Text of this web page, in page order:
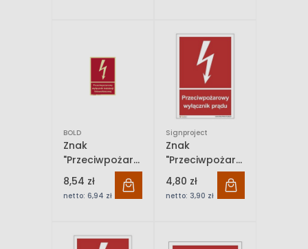
BOLD
Znak
"Przeciwpożarowy
wyłącznik
instalacji
fotowoltaicznej"
8,54 zł
netto: 6,94 zł
Signproject
Znak
"Przeciwpożarowy
wyłącznik
prądu"
Signproject
4,80 zł
netto: 3,90 zł